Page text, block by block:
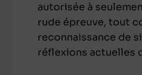
autorisée à
rude épreuve, tout
reconnaissance de
réflexions actuelles